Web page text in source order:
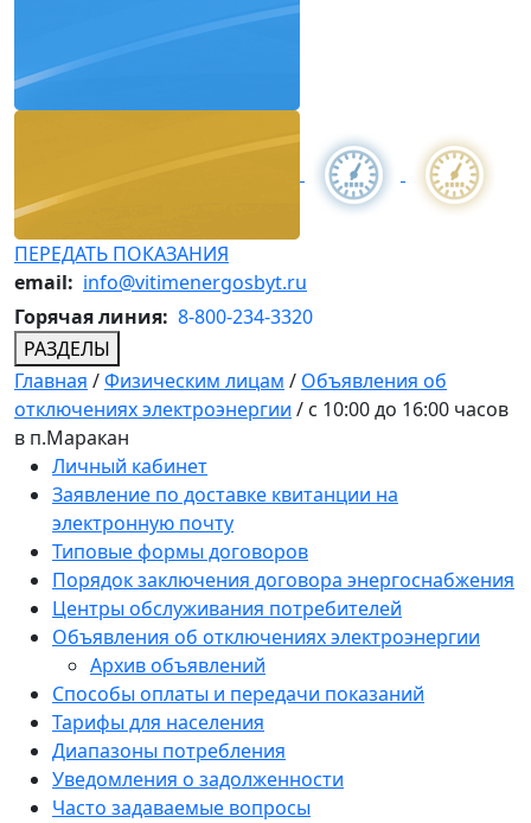
ПЕРЕДАТЬ ПОКАЗАНИЯ
email: info@vitimenergosbyt.ru
Горячая линия: 8-800-234-3320
РАЗДЕЛЫ
Главная /Физическим лицам / Объявления об
отключениях электроэнергии / с 10:00 до 16:00 часов
в п.Маракан
Личный кабинет
Заявление по доставке квитанции на
электронную почту
Типовые формы договоров
Порядок заключения договора энергоснабжения
Центры обслуживания потребителей
Объявления об отключениях электроэнергии
Архив объявлений
Способы оплаты и передачи показаний
Тарифы для населения
Диапазоны потребления
Уведомления о задолженности
Часто задаваемые вопросы